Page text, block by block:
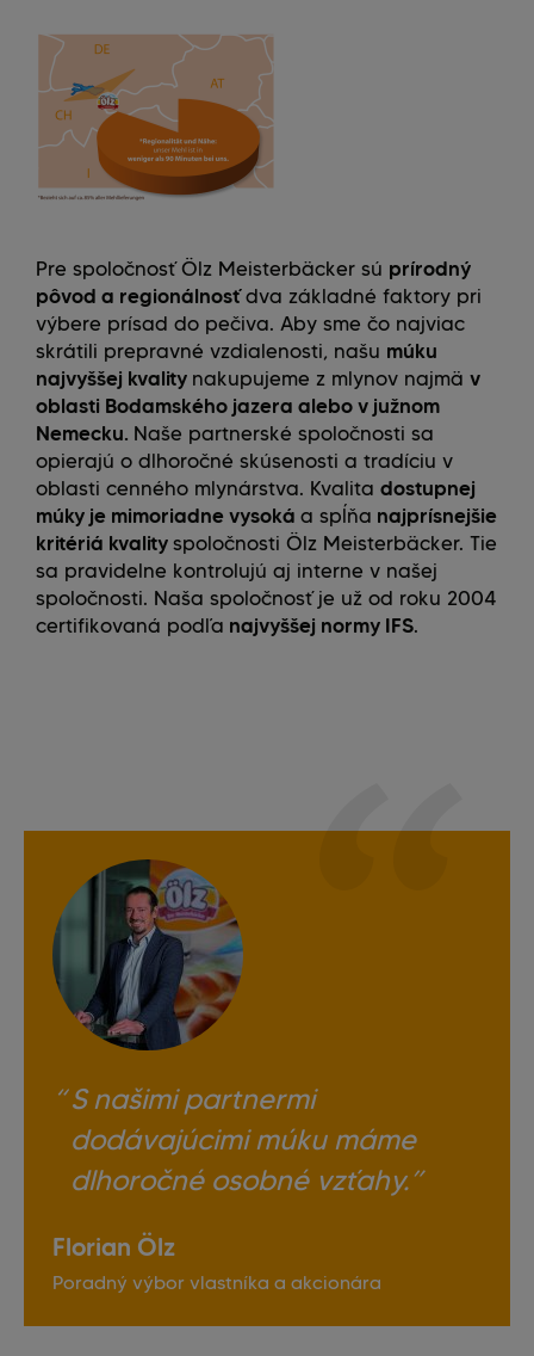
Pre spoločnosť Ölz Meisterbäcker sú prírodný
pôvod a regionálnosťdva základné faktory pri
výbere prísad do pečiva. Aby sme čo najviac
skrátili prepravné vzdialenosti, našu múku
najvyššej kvality nakupujeme z mlynov najmä v
oblasti Bodamského jazera alebo v južnom
Nemecku. Naše partnerské spoločnosti sa
opierajú o dlhoročné skúsenosti a tradíciu v
oblasti cenného mlynárstva. Kvalita dostupnej
múky je mimoriadne vysoká a spĺňa najprísnejšie
kritériá kvality spoločnosti Ölz Meisterbäcker. Tie
sa pravidelne kontrolujú aj interne v našej
spoločnosti. Naša spoločnosť je už od roku 2004
certifikovaná podľa najvyššej normy IFS.
S našimi partnermi
dodávajúcimi múku máme
dlhoročné osobné vzťahy.
Florian Ölz
Poradný výbor vlastníka a akcionára